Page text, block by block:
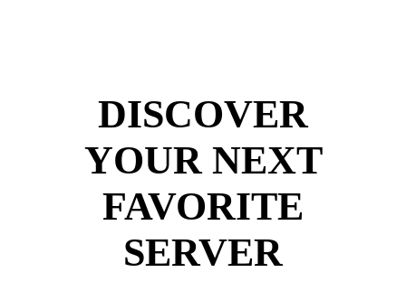
DISCOVER
YOUR NEXT
FAVORITE
SERVER